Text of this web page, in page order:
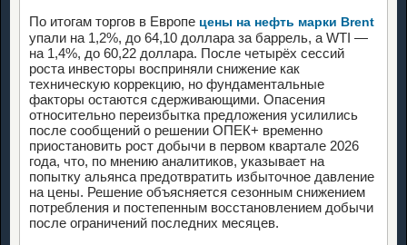
По итогам торгов в Европе цены на нефть марки Brent
упали на 1,2%, до 64,10 доллара за баррель, а WTI —
на 1,4%, до 60,22 доллара. После четырёх сессий
роста инвесторы восприняли снижение как
техническую коррекцию, но фундаментальные
факторы остаются сдерживающими. Опасения
относительно переизбытка предложения усилились
после сообщений о решении ОПЕК+ временно
приостановить рост добычи в первом квартале 2026
года, что, по мнению аналитиков, указывает на
попытку альянса предотвратить избыточное давление
на цены. Решение объясняется сезонным снижением
потребления и постепенным восстановлением добычи
после ограничений последних месяцев.